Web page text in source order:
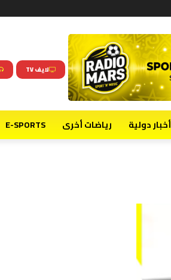
لايف TV
أخبار دولية رياضات أخرى E-SPORTS